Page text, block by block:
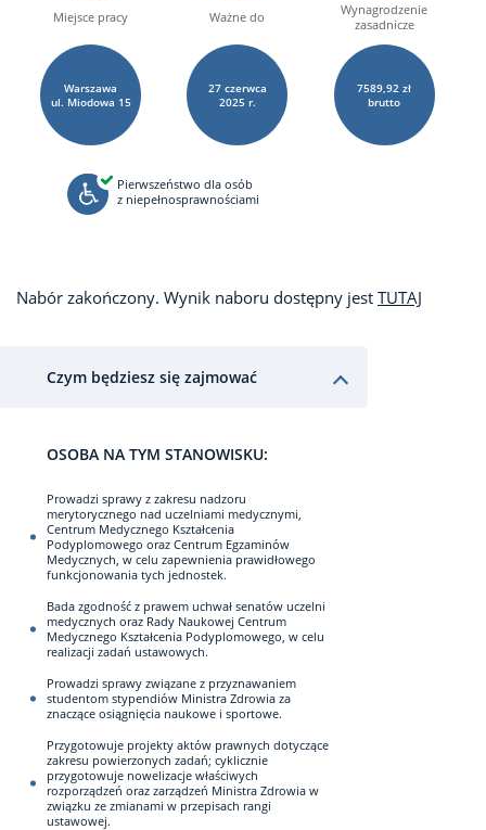
Miejsce pracy
Warszawa
ul. Miodowa 15
Ważne do
27 czerwca
2025 r.
Wynagrodzenie
zasadnicze
7589,92 zł
brutto
Pierwszeństwo dla osób
z niepełnosprawnościami
Nabór zakończony. Wynik naboru dostępny jest TUTAJ
Czym będziesz się zajmować
OSOBA NA TYM STANOWISKU:
Prowadzi sprawy z zakresu nadzoru
merytorycznego nad uczelniami medycznymi,
Centrum Medycznego Kształcenia
Podyplomowego oraz Centrum Egzaminów
Medycznych, w celu zapewnienia prawidłowego
funkcjonowania tych jednostek.
Bada zgodność z prawem uchwał senatów uczelni
medycznych oraz Rady Naukowej Centrum
Medycznego Kształcenia Podyplomowego, w celu
realizacji zadań ustawowych.
Prowadzi sprawy związane z przyznawaniem
studentom stypendiów Ministra Zdrowia za
znaczące osiągnięcia naukowe i sportowe.
Przygotowuje projekty aktów prawnych dotyczące
zakresu powierzonych zadań; cyklicznie
przygotowuje nowelizacje właściwych
rozporządzeń oraz zarządzeń Ministra Zdrowia w
związku ze zmianami w przepisach rangi
ustawowej.